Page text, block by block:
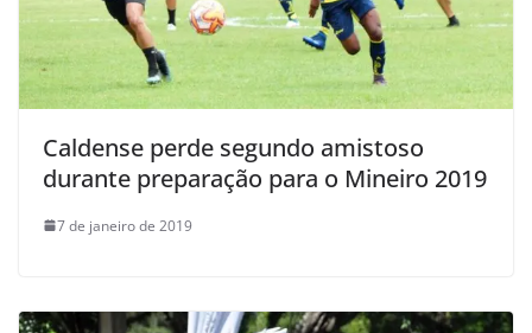
Caldense perde segundo amistoso
durante preparação para o Mineiro 2019
7 de janeiro de 2019